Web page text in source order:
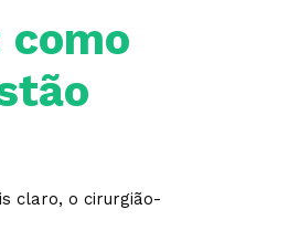
como
claro, o cirurgião-